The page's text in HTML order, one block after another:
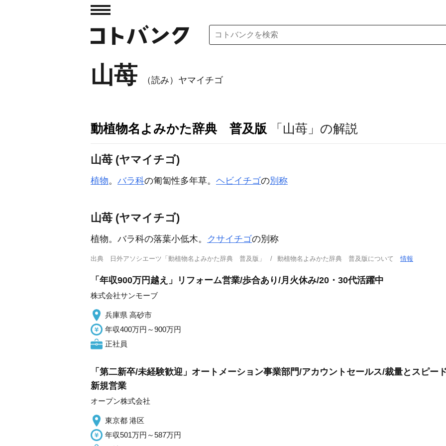
山苺 （読み）ヤマイチゴ
動植物名よみかた辞典 普及版 「山苺」の解説
山苺 (ヤマイチゴ)
植物。 バラ科の匍匐性多年草。 ヘビイチゴの別称
山苺 (ヤマイチゴ)
植物。バラ科の落葉小低木。 クサイチゴの別称
出典 日外アソシエーツ「動植物名よみかた辞典 普及版」 動植物名よみかた辞典 普及版について情報
「年収900万円越え」リフォーム営業/歩合あり/月火休み/20・30代活躍中
株式会社サンモーブ
兵庫県 高砂市
年収400万円～900万円
正社員
「第二新卒/未経験歓迎」オートメーション事業部門/アカウントセールス/裁量とスピー
新規営業
オープン株式会社
東京都 港区
年収501万円～587万円